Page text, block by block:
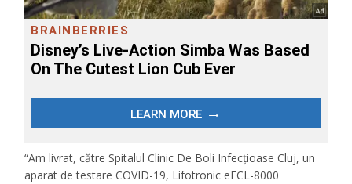
“Am livrat, către Spitalul Clinic De Boli Infecțioase Cluj, un
aparat de testare COVID-19, Lifotronic eECL-8000